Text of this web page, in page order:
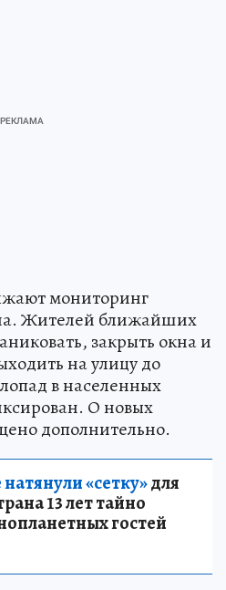
мониторинг
Жителей ближайших
закрыть окна и
на улицу до
в населенных
О новых
дополнительно.
«сетку»для
13 лет тайно
гостей